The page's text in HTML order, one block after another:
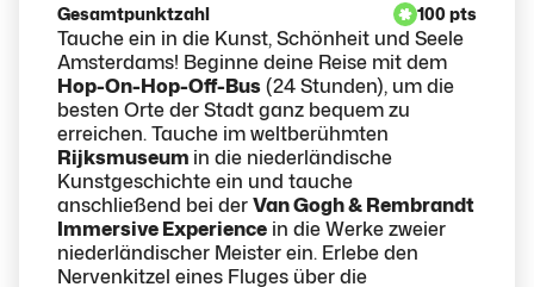
Tauche ein in die Kunst, Schönheit und Seele
Amsterdams! Beginne deine Reise mit dem
Hop-On-Hop-Off-Bus(24 Stunden), um die
besten Orte der Stadt ganz bequem zu
erreichen. Tauche im weltberühmten
Rijksmuseum in die niederländische
Kunstgeschichte ein und tauche
anschließend bei derVan Gogh & Rembrandt
Immersive Experience in die Werke zweier
niederländischer Meister ein. Erlebe den
Nervenkitzel eines Fluges über die
Gesamtpunktzahl 100 pts